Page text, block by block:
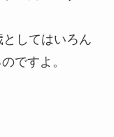
してはいろん
ですよ。